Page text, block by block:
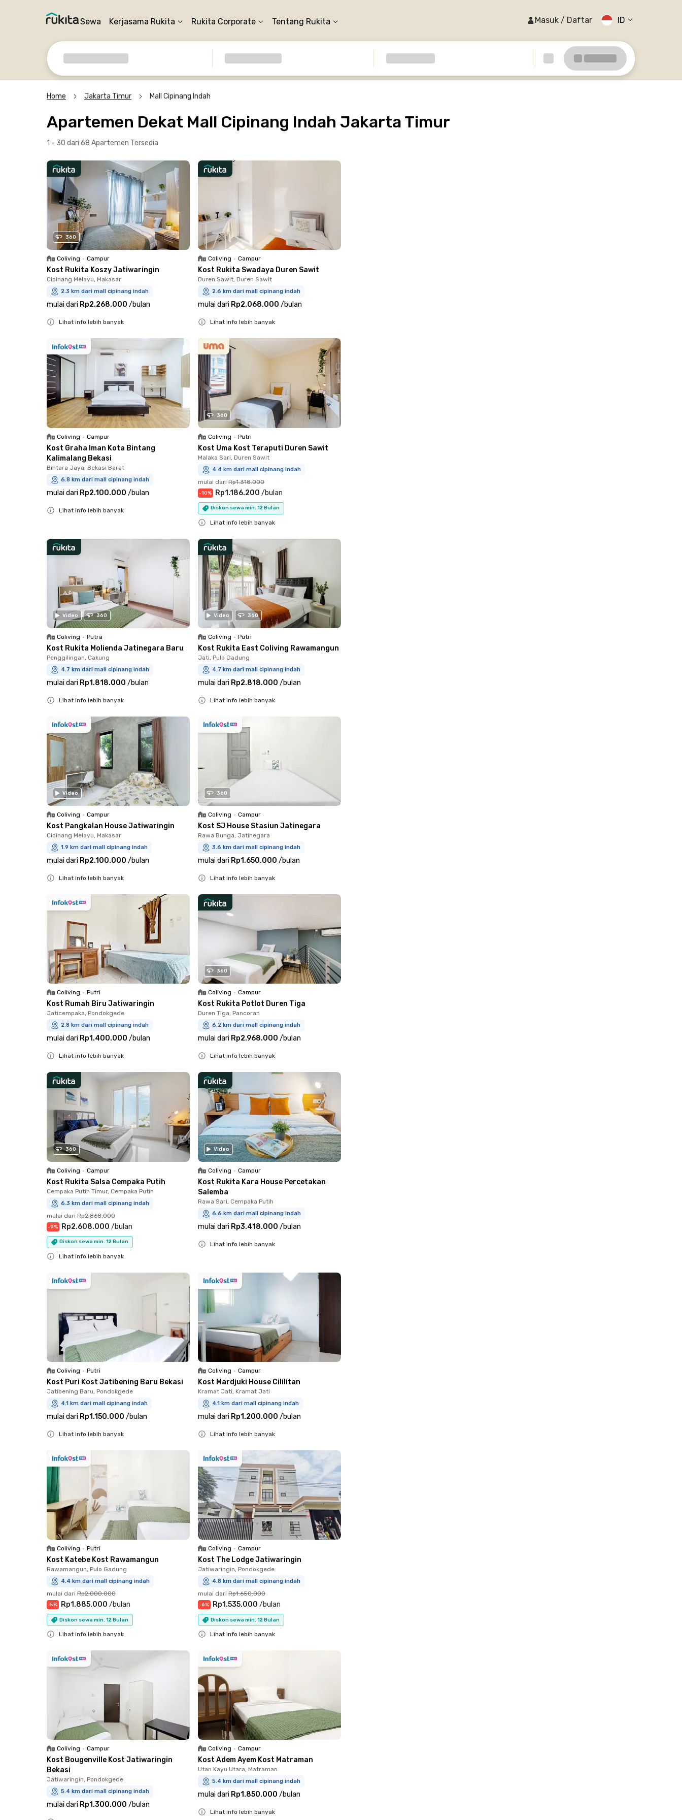
Sewa Kerjasama Rukita Rukita Corporate Tentang Rukita Masuk / Daftar ID
Home Jakarta Timur Mall Cipinang Indah
Apartemen Dekat Mall Cipinang Indah Jakarta Timur
1 - 30 dari 68 Apartemen Tersedia
360
Coliving • Campur
Kost Rukita Koszy Jatiwaringin
Cipinang Melayu, Makasar
2.3 km dari mall cipinang indah
mulai dari Rp2.268.000 /bulan
Lihat info lebih banyak
Coliving • Campur
Kost Rukita Swadaya Duren Sawit
Duren Sawit, Duren Sawit
2.6 km dari mall cipinang indah
mulai dari Rp2.068.000 /bulan
Lihat info lebih banyak
Coliving • Campur
Kost Graha Iman Kota Bintang
Kalimalang Bekasi
Bintara Jaya, Bekasi Barat
6.8 km dari mall cipinang indah
mulai dari Rp2.100.000 /bulan
Lihat info lebih banyak
360
Coliving • Putri
Kost Uma Kost Teraputi Duren Sawit
Malaka Sari, Duren Sawit
4.4 km dari mall cipinang indah
mulai dari Rp1.318.000
-10% Rp1.186.200 /bulan
Diskon sewa min. 12 Bulan
Lihat info lebih banyak
Video 360
Coliving • Putra
Kost Rukita Molienda Jatinegara Baru
Penggilingan, Cakung
4.7 km dari mall cipinang indah
mulai dari Rp1.818.000 /bulan
Lihat info lebih banyak
Video 360
Coliving • Putri
Kost Rukita East Coliving Rawamangun
Jati, Pulo Gadung
4.7 km dari mall cipinang indah
mulai dari Rp2.818.000 /bulan
Lihat info lebih banyak
Video
Coliving • Campur
Kost Pangkalan House Jatiwaringin
Cipinang Melayu, Makasar
1.9 km dari mall cipinang indah
mulai dari Rp2.100.000 /bulan
Lihat info lebih banyak
360
Coliving • Campur
Kost SJ House Stasiun Jatinegara
Rawa Bunga, Jatinegara
3.6 km dari mall cipinang indah
mulai dari Rp1.650.000 /bulan
Lihat info lebih banyak
Coliving • Putri
Kost Rumah Biru Jatiwaringin
Jaticempaka, Pondokgede
2.8 km dari mall cipinang indah
mulai dari Rp1.400.000 /bulan
Lihat info lebih banyak
360
Coliving • Campur
Kost Rukita Potlot Duren Tiga
Duren Tiga, Pancoran
6.2 km dari mall cipinang indah
mulai dari Rp2.968.000 /bulan
Lihat info lebih banyak
360
Coliving • Campur
Kost Rukita Salsa Cempaka Putih
Cempaka Putih Timur, Cempaka Putih
6.3 km dari mall cipinang indah
mulai dari Rp2.868.000
-9% Rp2.608.000 /bulan
Diskon sewa min. 12 Bulan
Lihat info lebih banyak
Video
Coliving • Campur
Kost Rukita Kara House Percetakan
Salemba
Rawa Sari, Cempaka Putih
6.6 km dari mall cipinang indah
mulai dari Rp3.418.000 /bulan
Lihat info lebih banyak
Coliving • Putri
Kost Puri Kost Jatibening Baru Bekasi
Jatibening Baru, Pondokgede
4.1 km dari mall cipinang indah
mulai dari Rp1.150.000 /bulan
Lihat info lebih banyak
Coliving • Campur
Kost Mardjuki House Cililitan
Kramat Jati, Kramat Jati
4.1 km dari mall cipinang indah
mulai dari Rp1.200.000 /bulan
Lihat info lebih banyak
Coliving • Putri
Kost Katebe Kost Rawamangun
Rawamangun, Pulo Gadung
4.4 km dari mall cipinang indah
mulai dari Rp2.000.000
-5% Rp1.885.000 /bulan
Diskon sewa min. 12 Bulan
Lihat info lebih banyak
Coliving • Campur
Kost The Lodge Jatiwaringin
Jatiwaringin, Pondokgede
4.8 km dari mall cipinang indah
mulai dari Rp1.650.000
-6% Rp1.535.000 /bulan
Diskon sewa min. 12 Bulan
Lihat info lebih banyak
Coliving • Campur
Kost Bougenville Kost Jatiwaringin
Bekasi
Jatiwaringin, Pondokgede
5.4 km dari mall cipinang indah
mulai dari Rp1.300.000 /bulan
Coliving • Campur
Kost Adem Ayem Kost Matraman
Utan Kayu Utara, Matraman
5.4 km dari mall cipinang indah
mulai dari Rp1.850.000 /bulan
Lihat info lebih banyak